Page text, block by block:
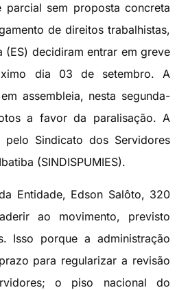
sem proposta concreta
de direitos trabalhistas,
decidiram entrar em greve
dia 03 de setembro. A
assembleia, nesta segunda-
a favor da paralisação. A
Sindicato dos Servidores
(SINDISPUMIES).
Entidade, Edson Salôto, 320
ao movimento, previsto
Isso porque a administração
para regularizar a revisão
o piso nacional do